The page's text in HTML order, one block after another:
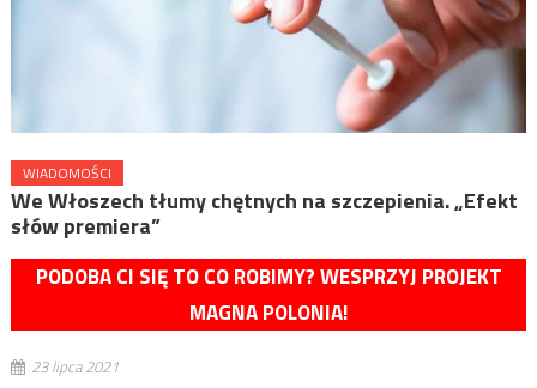
WIADOMOŚCI
We Włoszech tłumy chętnych na szczepienia. „Efekt
słów premiera”
PODOBA CI SIĘ TO CO ROBIMY? WESPRZYJ PROJEKT
MAGNA POLONIA!
23 lipca 2021